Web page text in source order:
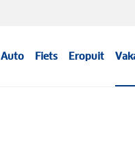
Auto Fiets Eropuit